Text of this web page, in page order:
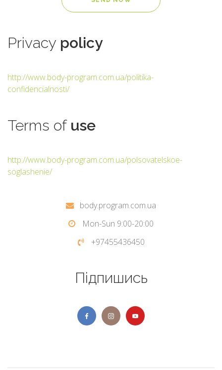
Privacy policy
http://www.body-program.com.ua/politika-
confidencialnosti/
Terms of use
http://www.body-program.com.ua/polsovatelskoe-
soglashenie/
body.program.com.ua
Mon-Sun 9:00-20:00
+97455436450
Підпишись